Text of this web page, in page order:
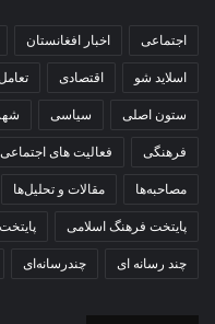
اجتماعی اخبار افغانستان
اسلاید شو اقتصادی
ستون اصلی سیاسی
فرهنگی فعالیت های اجتماعی
مصاحبه‌ها مقالات و تحلیل‌ها
پایتخت فرهنگ اسلامی
چند رسانه ای چندرسانه‌ای